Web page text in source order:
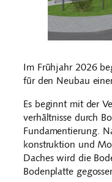
Im Frühjahr 2026
für den Neubau
Es beginnt mit der
verhältnisse durch
Fundamentierung.
konstruktion und
Daches wird die
Bodenplatte